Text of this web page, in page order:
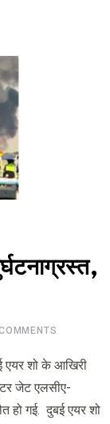
एयर शो के आखिरी
जेट एलसीए-
हो गई. दुबई एयर शो